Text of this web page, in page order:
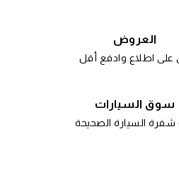
العروض
على اطلاع وادفع أقل
سوق السيارات
السيارة الصحيحة